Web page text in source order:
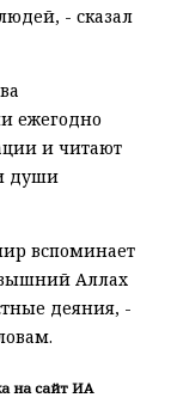
- сказал
ежегодно
и читают
души
вспоминает
Аллах
деяния, -
на сайт ИА